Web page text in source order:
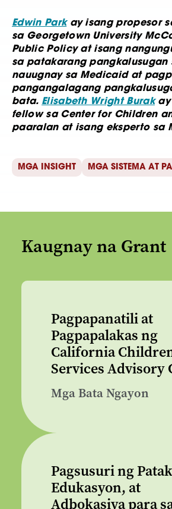
Edwin Parkay isang propesor
sa Georgetown University
Public Policy at isang
sa patakarang pangkalusugan
nauugnay sa Medicaid at
pangangalagang
bata. Elisabeth Wright Burakay
fellow sa Center for Children
paaralan at isang eksperto sa
MGA INSIGHT MGA SISTEMA AT
Kaugnay na Grant
Pagpapanatili at
Pagpapalakas ng
California
Services Advisory
Mga Bata Ngayon
Pagsusuri ng
Edukasyon, at
Adbokasiya para